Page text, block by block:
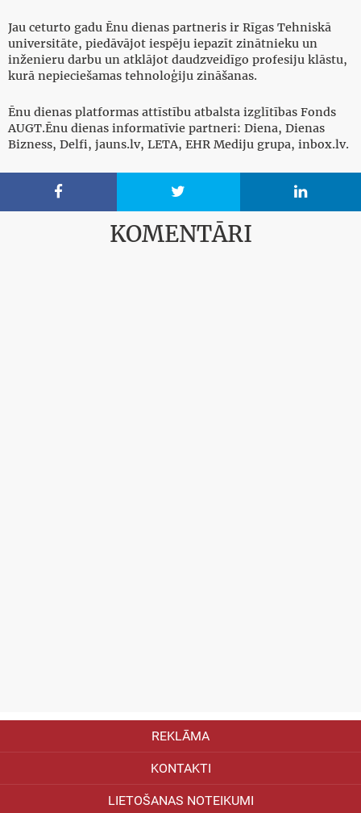
Jau ceturto gadu Ēnu dienas partneris ir Rīgas Tehniskā
universitāte, piedāvājot iespēju iepazīt zinātnieku un
inženieru darbu un atklājot daudzveidīgo profesiju klāstu,
kurā nepieciešamas tehnoloģiju zināšanas.
Ēnu dienas platformas attīstību atbalsta izglītības Fonds
AUGT.Ēnu dienas informatīvie partneri: Diena, Dienas
Bizness, Delfi, jauns.lv, LETA, EHR Mediju grupa, inbox.lv.
  
KOMENTĀRI
REKLĀMA
KONTAKTI
LIETOŠANAS NOTEIKUMI